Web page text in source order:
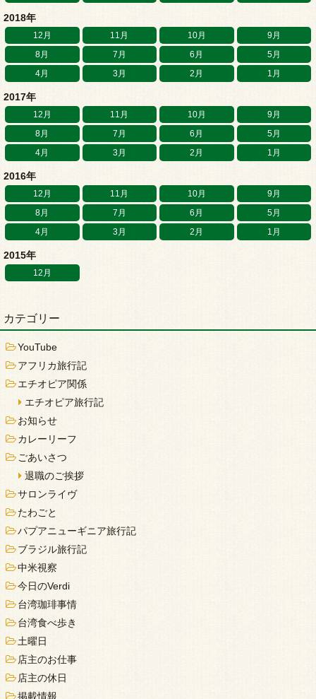
2018年
12月 11月 10月
9月
8月
7月 6月
5月
4月
3月 2月 1月
2017年
12月 11月 10月
9月
8月
7月 6月
5月
4月
3月 2月 1月
2016年
12月 11月 10月
9月
8月
7月 6月
5月
4月
3月 2月 1月
2015年
12月
カテゴリー
YouTube
アフリカ旅行記
エチオピア関係
エチオピア旅行記
お知らせ
カレーリーフ
ごあいさつ
退職のご挨拶
サロンライヴ
たわごと
パプアニューギニア旅行記
ブラジル旅行記
中米視察
今日のVerdi
台湾珈琲事情
台湾食べ歩き
土曜日
店主のお仕事
店主の休日
掲載情報